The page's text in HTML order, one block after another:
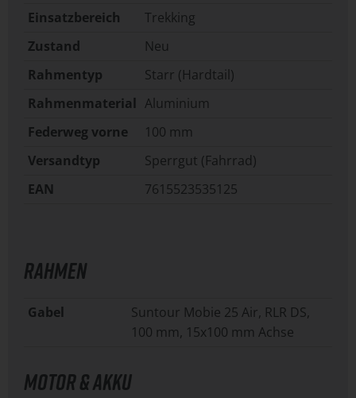
Einsatzbereich
Trekking
Zustand
Neu
Rahmentyp
Starr (Hardtail)
Rahmenmaterial Aluminium
Federweg vorne
100 mm
Versandtyp
Sperrgut (Fahrrad)
EAN
7615523535125
RAHMEN
Gabel
Suntour Mobie 25 Air, RLR DS,
100 mm, 15x100 mm Achse
MOTOR & AKKU